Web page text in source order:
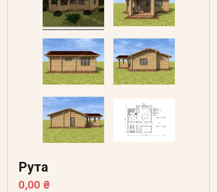
Рута
0,00 ₴